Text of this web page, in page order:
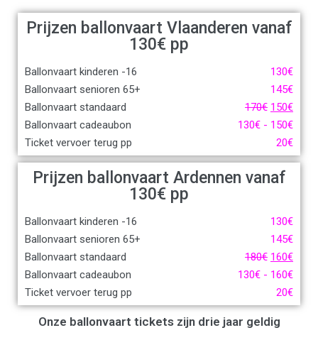
Prijzen ballonvaart Vlaanderen vanaf
130€ pp
Ballonvaart kinderen -16 130€
Ballonvaart senioren 65+
145€
Ballonvaart standaard
170€ 150€
Ballonvaart cadeaubon
130€ - 150€
Ticket vervoer terug pp
20€
Prijzen ballonvaart Ardennen vanaf
130€ pp
Ballonvaart kinderen -16 130€
Ballonvaart senioren 65+
145€
Ballonvaart standaard
180€ 160€
Ballonvaart cadeaubon
130€ - 160€
Ticket vervoer terug pp
20€
Onze ballonvaart tickets zijn drie jaar geldig